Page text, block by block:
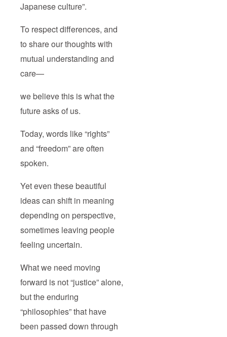
Japanese culture”.
To respect differences, and
to share our thoughts with
mutual understanding and
care—
we believe this is what the
future asks of us.
Today, words like “rights”
and “freedom” are often
spoken.
Yet even these beautiful
ideas can shift in meaning
depending on perspective,
sometimes leaving people
feeling uncertain.
What we need moving
forward is not “justice” alone,
but the enduring
“philosophies” that have
been passed down through